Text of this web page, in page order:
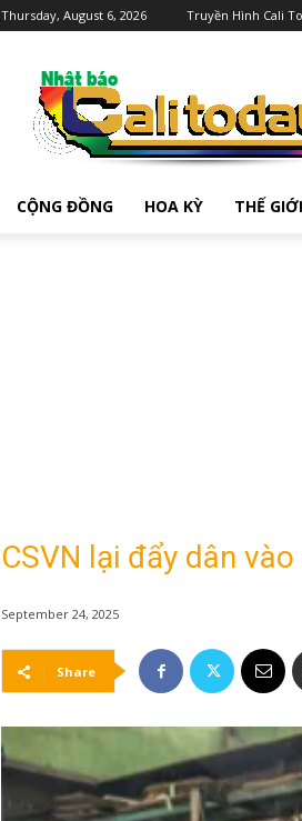
Thursday, August 6, 2026 Truyền Hình Cali
CỘNG ĐỒNG HOA KỲ THẾ GIỚI
CSVN lại đẩy dân
September 24, 2025
Share